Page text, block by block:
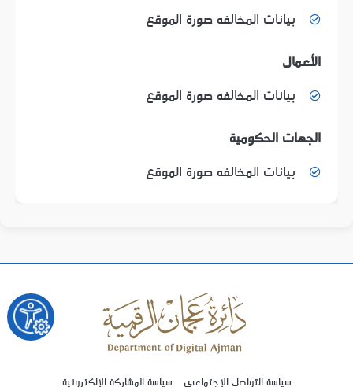
بيانات المخالفه صورة الموقع
الأعمال
بيانات المخالفه صورة الموقع
الجهات الحكومية
بيانات المخالفه صورة الموقع